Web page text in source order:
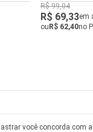
R$ 99,04
R$ 69,33em
ouR$ 62,40no
você concorda com